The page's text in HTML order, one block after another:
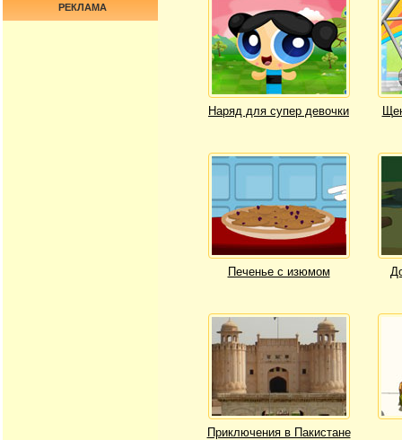
Наряд для супер девочки
Печенье с изюмом
Приключения в Пакистане
РЕКЛАМА